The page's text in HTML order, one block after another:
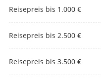
Reisepreis bis 1.000 €
Reisepreis bis 2.500 €
Reisepreis bis 3.500 €